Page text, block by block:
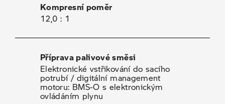
Kompresní poměr
12,0 : 1
Příprava palivové směsi
Elektronické vstřikování do sacího
potrubí / digitální management
motoru: BMS-O s elektronickým
ovládáním plynu